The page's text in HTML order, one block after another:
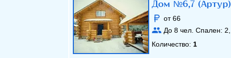
Дом №6,7 (Артур)
от 66
До 8 чел. Спален: 2
Количество: 1